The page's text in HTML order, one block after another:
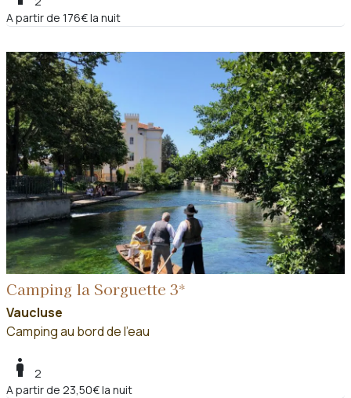
A partir de 176€ la nuit
Camping la Sorguette 3*
Vaucluse
Camping au bord de l'eau
boy
2
A partir de 23,50€ la nuit